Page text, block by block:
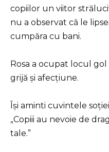
copiilor un viitor
nu a observat că le
cumpăra cu bani.
Rosa a ocupat locul
grijă și afecțiune.
Își aminti cuvintele
„Copiii au nevoie de
tale.”